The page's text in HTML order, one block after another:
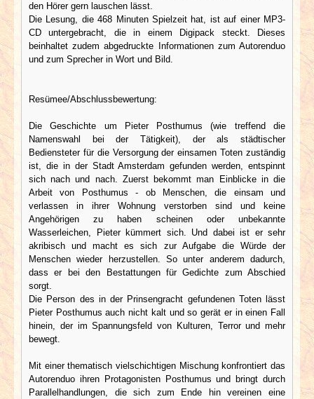
den Hörer gern lauschen lässt.
Die Lesung, die 468 Minuten Spielzeit hat, ist auf einer MP3-
CD untergebracht, die in einem Digipack steckt. Dieses
beinhaltet zudem abgedruckte Informationen zum Autorenduo
und zum Sprecher in Wort und Bild.
Resümee/Abschlussbewertung:
Die Geschichte um Pieter Posthumus (wie treffend die
Namenswahl bei der Tätigkeit), der als städtischer
Bediensteter für die Versorgung der einsamen Toten zuständig
ist, die in der Stadt Amsterdam gefunden werden, entspinnt
sich nach und nach. Zuerst bekommt man Einblicke in die
Arbeit von Posthumus - ob Menschen, die einsam und
verlassen in ihrer Wohnung verstorben sind und keine
Angehörigen zu haben scheinen oder unbekannte
Wasserleichen, Pieter kümmert sich. Und dabei ist er sehr
akribisch und macht es sich zur Aufgabe die Würde der
Menschen wieder herzustellen. So unter anderem dadurch,
dass er bei den Bestattungen für Gedichte zum Abschied
sorgt.
Die Person des in der Prinsengracht gefundenen Toten lässt
Pieter Posthumus auch nicht kalt und so gerät er in einen Fall
hinein, der im Spannungsfeld von Kulturen, Terror und mehr
bewegt.
Mit einer thematisch vielschichtigen Mischung konfrontiert das
Autorenduo ihren Protagonisten Posthumus und bringt durch
Parallelhandlungen, die sich zum Ende hin vereinen eine